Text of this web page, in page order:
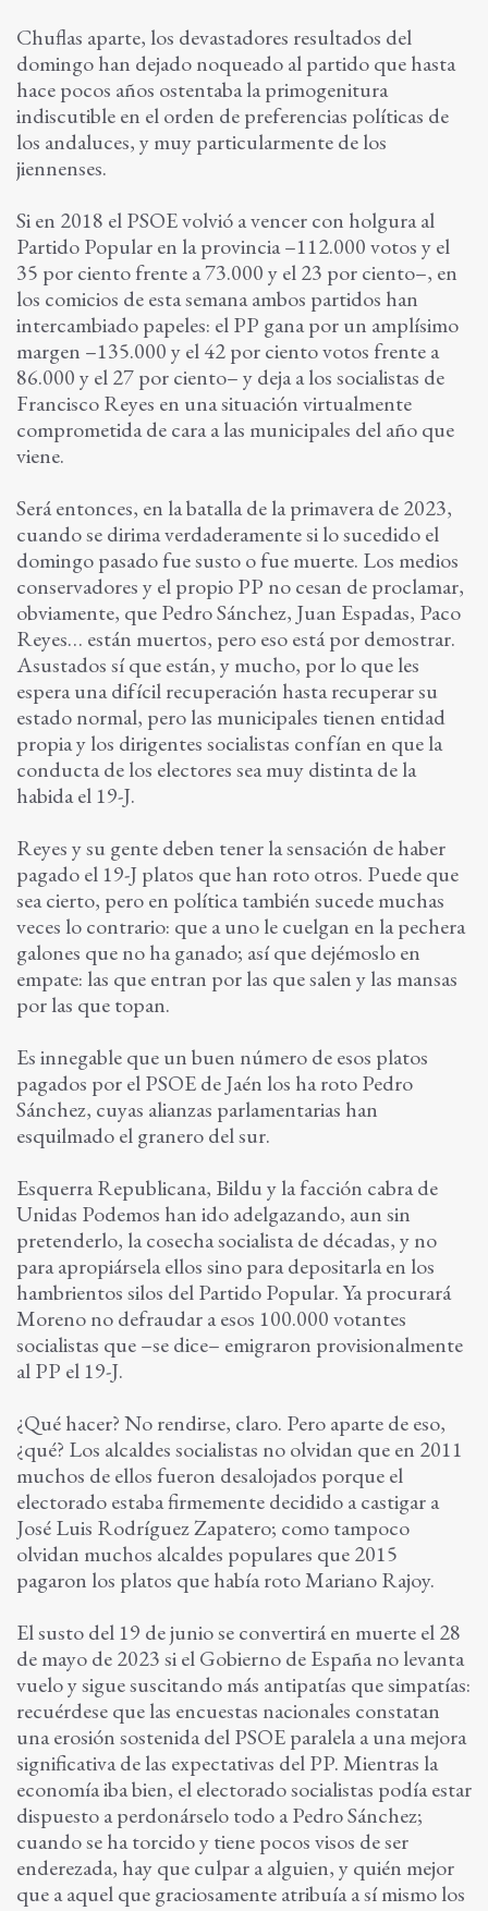
Chuflas aparte, los devastadores resultados del
domingo han dejado noqueado al partido que hasta
hace pocos años ostentaba la primogenitura
indiscutible en el orden de preferencias políticas de
los andaluces, y muy particularmente de los
jiennenses.
Si en 2018 el PSOE volvió a vencer con holgura al
Partido Popular en la provincia –112.000 votos y el
35 por ciento frente a 73.000 y el 23 por ciento–, en
los comicios de esta semana ambos partidos han
intercambiado papeles: el PP gana por un amplísimo
margen –135.000 y el 42 por ciento votos frente a
86.000 y el 27 por ciento– y deja a los socialistas de
Francisco Reyes en una situación virtualmente
comprometida de cara a las municipales del año que
viene.
Será entonces, en la batalla de la primavera de 2023,
cuando se dirima verdaderamente si lo sucedido el
domingo pasado fue susto o fue muerte. Los medios
conservadores y el propio PP no cesan de proclamar,
obviamente, que Pedro Sánchez, Juan Espadas, Paco
Reyes… están muertos, pero eso está por demostrar.
Asustados sí que están, y mucho, por lo que les
espera una difícil recuperación hasta recuperar su
estado normal, pero las municipales tienen entidad
propia y los dirigentes socialistas confían en que la
conducta de los electores sea muy distinta de la
habida el 19-J.
Reyes y su gente deben tener la sensación de haber
pagado el 19-J platos que han roto otros. Puede que
sea cierto, pero en política también sucede muchas
veces lo contrario: que a uno le cuelgan en la pechera
galones que no ha ganado; así que dejémoslo en
empate: las que entran por las que salen y las mansas
por las que topan.
Es innegable que un buen número de esos platos
pagados por el PSOE de Jaén los ha roto Pedro
Sánchez, cuyas alianzas parlamentarias han
esquilmado el granero del sur.
Esquerra Republicana, Bildu y la facción cabra de
Unidas Podemos han ido adelgazando, aun sin
pretenderlo, la cosecha socialista de décadas, y no
para apropiársela ellos sino para depositarla en los
hambrientos silos del Partido Popular. Ya procurará
Moreno no defraudar a esos 100.000 votantes
socialistas que –se dice– emigraron provisionalmente
al PP el 19-J.
¿Qué hacer? No rendirse, claro. Pero aparte de eso,
¿qué? Los alcaldes socialistas no olvidan que en 2011
muchos de ellos fueron desalojados porque el
electorado estaba firmemente decidido a castigar a
José Luis Rodríguez Zapatero; como tampoco
olvidan muchos alcaldes populares que 2015
pagaron los platos que había roto Mariano Rajoy.
El susto del 19 de junio se convertirá en muerte el 28
de mayo de 2023 si el Gobierno de España no levanta
vuelo y sigue suscitando más antipatías que simpatías:
recuérdese que las encuestas nacionales constatan
una erosión sostenida del PSOE paralela a una mejora
significativa de las expectativas del PP. Mientras la
economía iba bien, el electorado socialistas podía estar
dispuesto a perdonárselo todo a Pedro Sánchez;
cuando se ha torcido y tiene pocos visos de ser
enderezada, hay que culpar a alguien, y quién mejor
que a aquel que graciosamente atribuía a sí mismo los